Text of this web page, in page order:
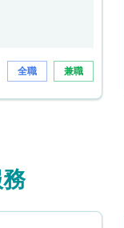
全職 兼職